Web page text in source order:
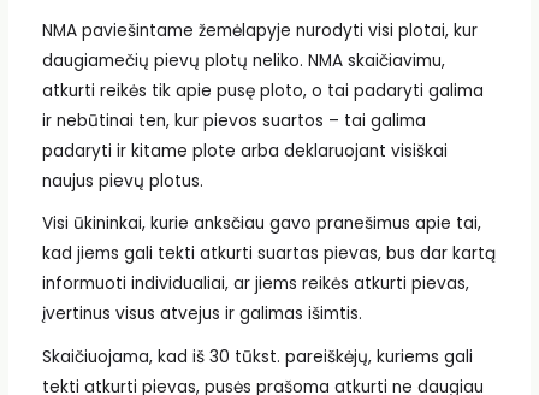
NMA paviešintame žemėlapyje nurodyti visi plotai, kur
daugiamečių pievų plotų neliko. NMA skaičiavimu,
atkurti reikės tik apie pusę ploto, o tai padaryti galima
ir nebūtinai ten, kur pievos suartos – tai galima
padaryti ir kitame plote arba deklaruojant visiškai
naujus pievų plotus.
Visi ūkininkai, kurie anksčiau gavo pranešimus apie tai,
kad jiems gali tekti atkurti suartas pievas, bus dar kartą
informuoti individualiai, ar jiems reikės atkurti pievas,
įvertinus visus atvejus ir galimas išimtis.
Skaičiuojama, kad iš 30 tūkst. pareiškėjų, kuriems gali
tekti atkurti pievas, pusės prašoma atkurti ne daugiau